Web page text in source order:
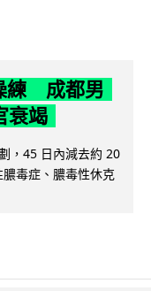
練 成都男
衰竭
，45 日內減去約 20
毒症、膿毒性休克